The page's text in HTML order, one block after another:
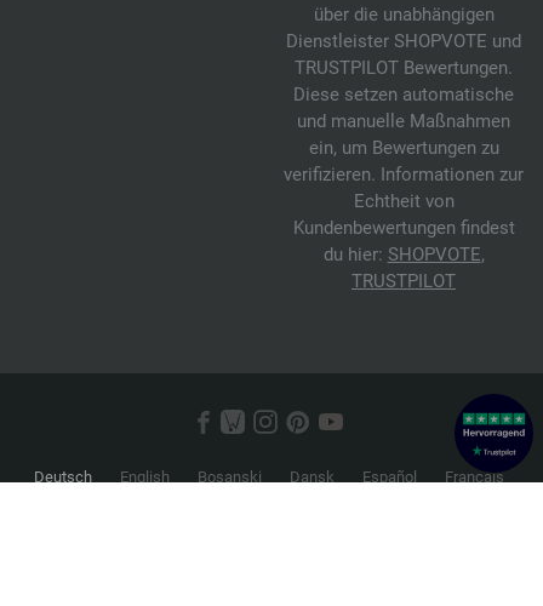
über die unabhängigen
Dienstleister SHOPVOTE und
TRUSTPILOT Bewertungen.
Diese setzen automatische
und manuelle Maßnahmen
ein, um Bewertungen zu
verifizieren. Informationen zur
Echtheit von
Kundenbewertungen findest
du hier: SHOPVOTE,
TRUSTPILOT
Deutsch English Bosanski Dansk Español
Français